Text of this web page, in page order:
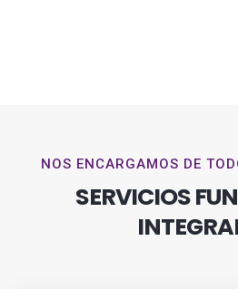
NOS ENCARGAMOS DE
SERVICIOS